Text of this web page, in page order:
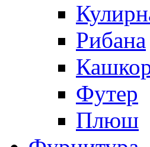
Рибана
Футер
Плюш